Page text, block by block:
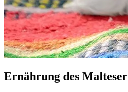
Ernährung des Malteser